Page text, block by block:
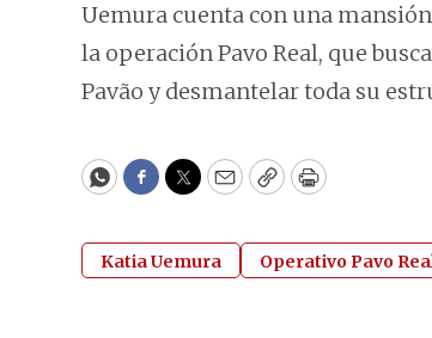
Uemura cuenta con una
la operación Pavo Real, que
Pavão y desmantelar toda su
WhatsApp
Facebook
Twitter
EmailCopyPrint
Katia Uemura Operativo Pavo